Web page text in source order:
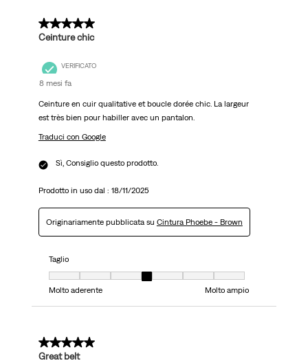
5 su 5 stelle.
Ceinture chic
VERIFICATO
8 mesi fa
Ceinture en cuir qualitative et boucle dorée chic. La largeur
est très bien pour habiller avec un pantalon.
Traduci con Google
Sì, Consiglio questo prodotto.
Prodotto in uso dal : 18/11/2025
Originariamente pubblicata su Cintura Phoebe - Brown
Taglio
Taglio, 4 su 7, dove 1 è uguale a Molto aderente e 7 è uguale a Molto
Molto aderente
Molto ampio
5 su 5 stelle.
Great belt